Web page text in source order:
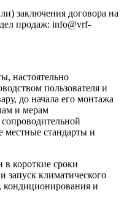
заключения договора на
продаж: info@vrf-
настоятельно
пользователя и
до начала его монтажа
и мерам
местные стандарты и
в короткие сроки
запуск климатического
кондиционирования и